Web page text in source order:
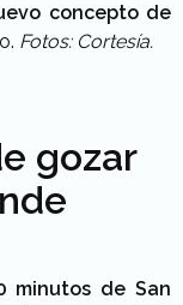
concepto de
Fotos: Cortesía.
gozar
minutos de San